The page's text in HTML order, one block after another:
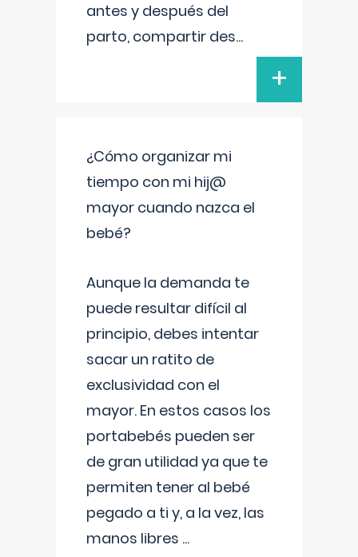
antes y después del
parto, compartir des...
+
¿Cómo organizar mi
tiempo con mi hij@
mayor cuando nazca el
bebé?
Aunque la demanda te
puede resultar difícil al
principio, debes intentar
sacar un ratito de
exclusividad con el
mayor. En estos casos los
portabebés pueden ser
de gran utilidad ya que te
permiten tener al bebé
pegado a ti y, a la vez, las
manos libres ...